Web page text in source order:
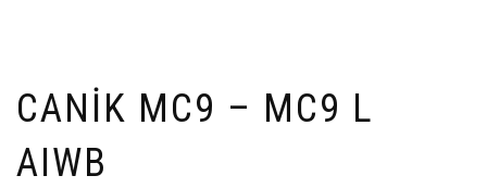
CANİK MC9 – MC9 L
AIWB